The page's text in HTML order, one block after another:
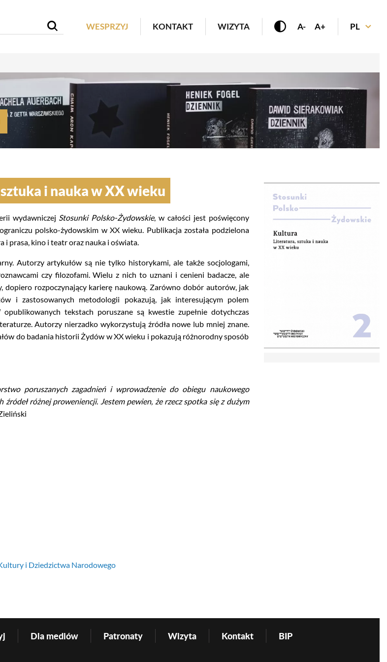
Header Menu
WESPRZYJ KONTAKT WIZYTA A- A+ PL
i nauka w XX wieku
wydawniczej Stosunki Polsko-Żydowskie, w całości jest poświęcony
polsko-żydowskim w XX wieku. Publikacja została podzielona
prasa, kino i teatr oraz nauka i oświata.
Autorzy artykułów są nie tylko historykami, ale także socjologami,
czy filozofami. Wielu z nich to uznani i cenieni badacze, ale
dopiero rozpoczynający karierę naukową. Zarówno dobór autorów, jak
i zastosowanych metodologii pokazują, jak interesującym polem
tekstach poruszane są kwestie zupełnie dotychczas
Autorzy nierzadko wykorzystują źródła nowe lub mniej znane.
do badania historii Żydów w XX wieku i pokazują różnorodny sposób
poruszanych zagadnień i wprowadzenie do obiegu naukowego
różnej proweniencji. Jestem pewien, że rzecz spotka się z dużym
i Dziedzictwa Narodowego
Dla mediów Patronaty Wizyta Kontakt BIP